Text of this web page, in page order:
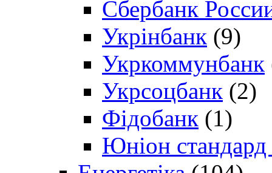
Сбербанк
Укрінбанк (9)
Укркоммунбанк
Укрсоцбанк (2)
Фідобанк (1)
Юніон стандард